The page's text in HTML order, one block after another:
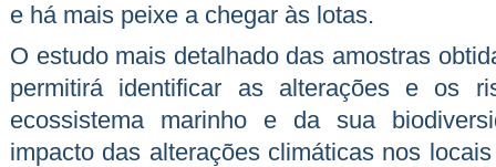
e há mais peixe a chegar às lotas.
O estudo mais detalhado das amostras
permitirá identificar as alterações e os
ecossistema marinho e da sua
impacto das alterações climáticas nos